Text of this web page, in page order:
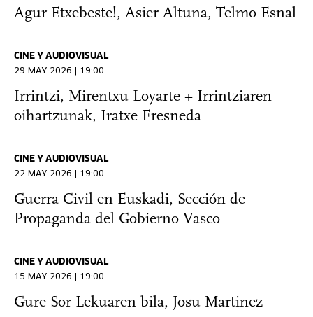
Agur Etxebeste!, Asier Altuna, Telmo Esnal
CINE Y AUDIOVISUAL
29 MAY 2026 | 19:00
Irrintzi, Mirentxu Loyarte + Irrintziaren
oihartzunak, Iratxe Fresneda
CINE Y AUDIOVISUAL
22 MAY 2026 | 19:00
Guerra Civil en Euskadi, Sección de
Propaganda del Gobierno Vasco
CINE Y AUDIOVISUAL
15 MAY 2026 | 19:00
Gure Sor Lekuaren bila, Josu Martinez